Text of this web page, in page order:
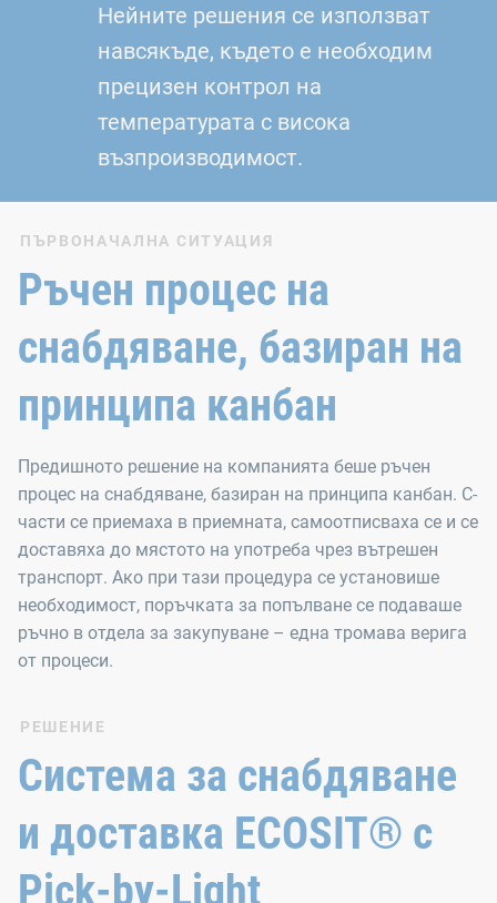
Нейните решения се използват
навсякъде, където е необходим
прецизен контрол на
температурата с висока
възпроизводимост.
ПЪРВОНАЧАЛНА СИТУАЦИЯ
Ръчен процес на
снабдяване, базиран на
принципа канбан
Предишното решение на компанията беше ръчен
процес на снабдяване, базиран на принципа канбан. C-
части се приемаха в приемната, самоотписваха се и се
доставяха до мястото на употреба чрез вътрешен
транспорт. Ако при тази процедура се установише
необходимост, поръчката за попълване се подаваше
ръчно в отдела за закупуване – една тромава верига
от процеси.
РЕШЕНИЕ
Система за снабдяване
и доставка ECOSIT® с
Pick-by-Light